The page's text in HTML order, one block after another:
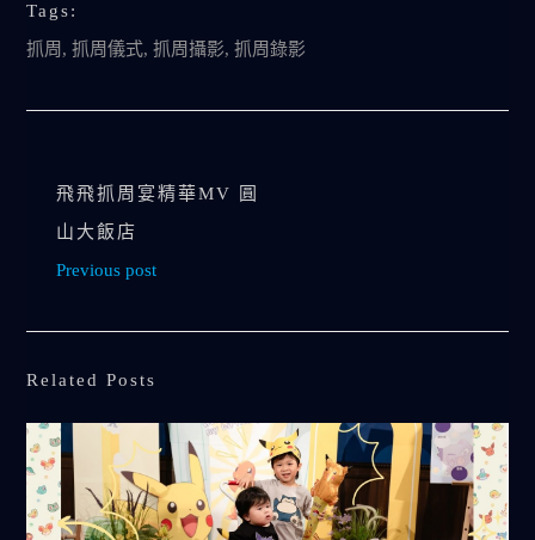
Tags:
抓周 ,抓周儀式,抓周攝影,抓周錄影
飛飛抓周宴精華MV 圓
山大飯店
Previous post
Related Posts